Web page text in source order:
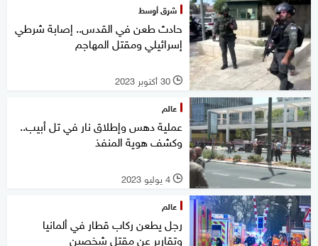
شرق أوسط
حادث طعن في القدس.. إصابة شرطي
إسرائيلي ومقتل المهاجم
l 30 أكتوبر 2023
عالم
عملية دهس وإطلاق نار في تل أبيب..
وكشف هوية المنفذ
l 4 يوليو 2023
عالم
رجل يطعن ركاب قطار في ألمانيا
وتقارير عن مقتل شخصين